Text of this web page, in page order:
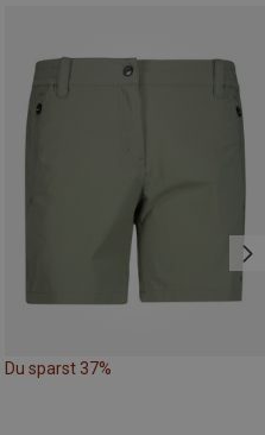
Du sparst 37%